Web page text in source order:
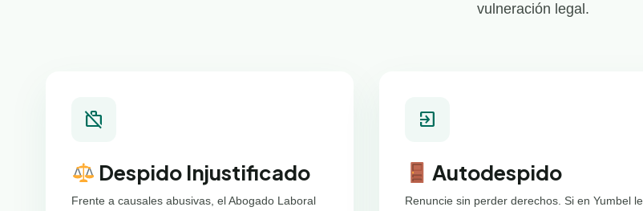
vulneración legal.
work_off
Despido Injustificado
Frente a causales abusivas, el Abogado Laboral
exit_to_app
Autodespido
Renuncie sin perder derechos. Si en Yumbel le